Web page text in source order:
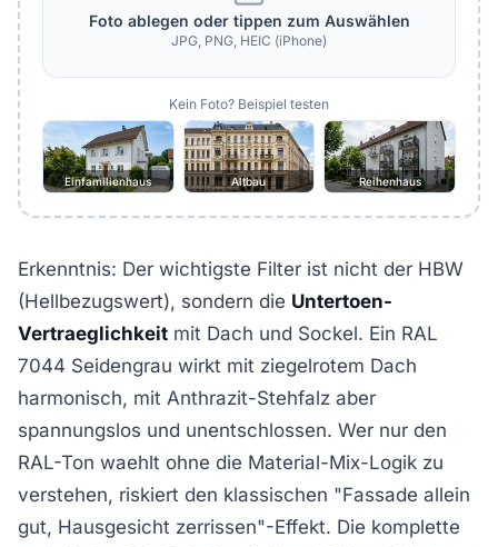
Foto ablegen oder tippen zum Auswählen
JPG, PNG, HEIC (iPhone)
Kein Foto? Beispiel testen
Einfamilienhaus Altbau Reihenhaus
Erkenntnis: Der wichtigste Filter ist nicht der HBW
(Hellbezugswert), sondern die Untertoen-
Vertraeglichkeit mit Dach und Sockel. Ein RAL
7044 Seidengrau wirkt mit ziegelrotem Dach
harmonisch, mit Anthrazit-Stehfalz aber
spannungslos und unentschlossen. Wer nur den
RAL-Ton waehlt ohne die Material-Mix-Logik zu
verstehen, riskiert den klassischen "Fassade allein
gut, Hausgesicht zerrissen"-Effekt. Die komplette